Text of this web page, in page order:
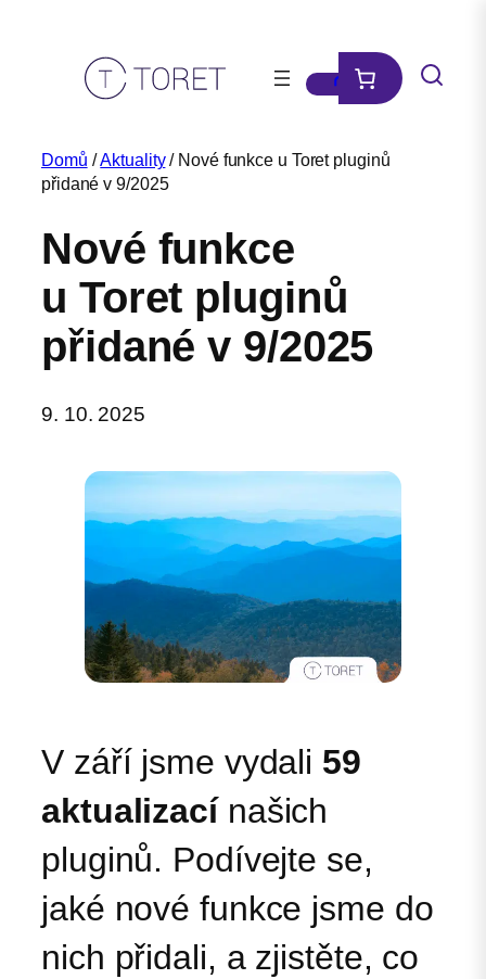
Domů /Aktuality/ Nové funkce u Toret pluginů
přidané v 9/2025
Nové funkce
u Toret pluginů
přidané v 9/2025
9. 10. 2025
V září jsme vydali 59
aktualizacínašich
pluginů. Podívejte se,
jaké nové funkce jsme do
nich přidali, a zjistěte, co